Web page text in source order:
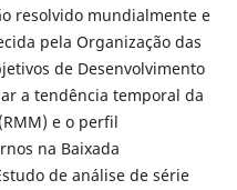
resolvido mundialmente e
pela Organização das
de Desenvolvimento
a tendência temporal da
e o perfil
na Baixada
de análise de série